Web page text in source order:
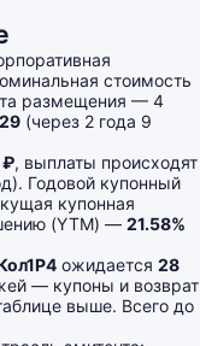
стоимость
размещения — 4
(через 2 года 9
₽, выплаты происходят
Годовой купонный
купонная
(YTM) — 21.58%
ожидается 28
— купоны и возврат
выше. Всего до